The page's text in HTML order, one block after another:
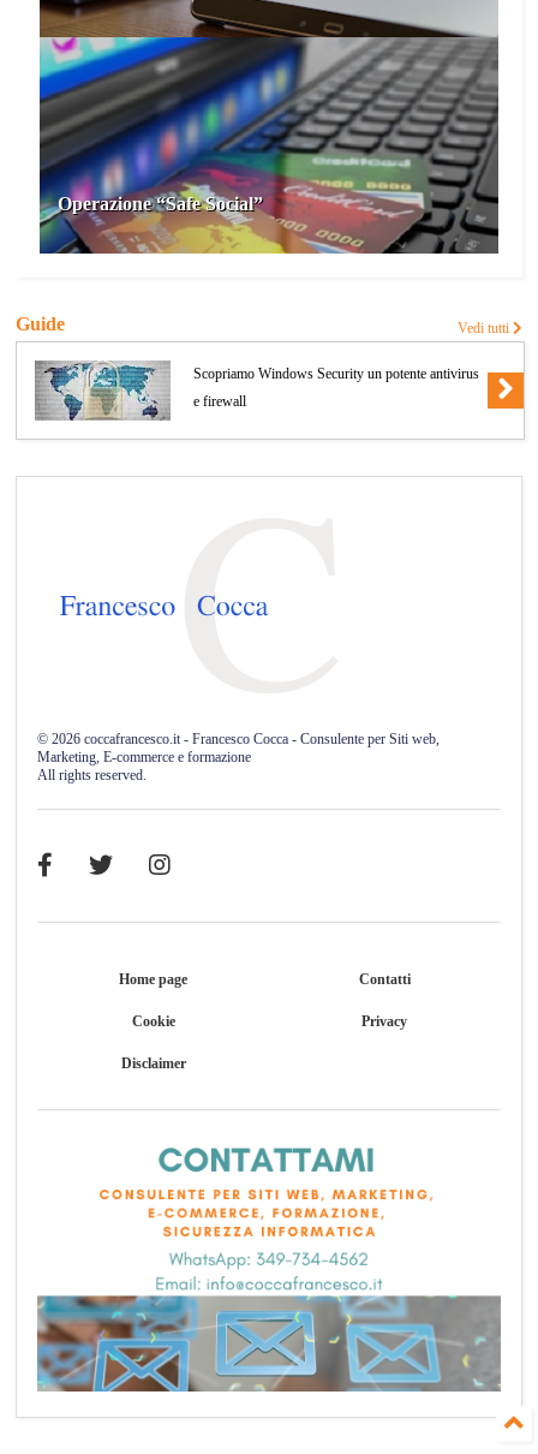
Operazione “Safe Social”
Guide Vedi tutti
Scopriamo Windows Security un potente antivirus
e firewall
©2026 coccafrancesco.it - Francesco Cocca - Consulente per Siti web,
Marketing, E-commerce e formazione
All rights reserved.
Home page Contatti
Cookie Privacy
Disclaimer